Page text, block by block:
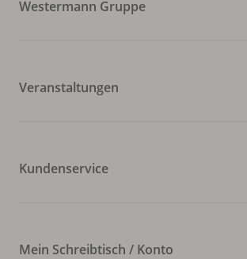
Westermann Gruppe
Veranstaltungen
Kundenservice
Mein Schreibtisch / Konto